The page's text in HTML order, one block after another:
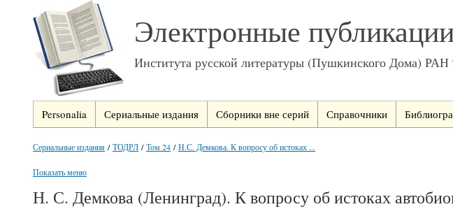
Электронные
Института русской литературы (Пушкинского Дома) РАН
Personalia Сериальные издания Сборники вне серий Справочники
Сериальные издания /ТОДРЛ /Том 24 /Н.С. Демкова. К вопросу об истоках ...
Показать меню
Н. С. Демкова (Ленинград). К вопросу об истоках